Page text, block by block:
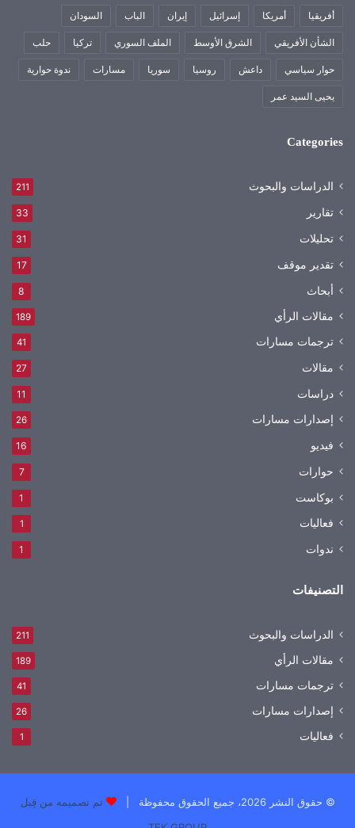
أفريقيا أمريكا إسرائيل إيران الباب السودان
الشأن الأفريقي الشرق الأوسط الملف السوري تركيا حلب
حوار سياسي داعش روسيا سوريا مسارات ندوة حوارية
يحيى السيد عمر
Categories
الدراسات والبحوث 211
تقارير 33
تحليلات 31
تقدير موقف 17
أبحاث 8
مقالات الرأي 189
ترجمات مسارات 41
مقالات 27
دراسات 11
إصدارات مسارات 26
فيديو 16
حوارات 7
بوكاست 1
فعاليات 1
ندوات 1
التصنيفات
الدراسات والبحوث 211
مقالات الرأي 189
ترجمات مسارات 41
إصدارات مسارات 26
فعاليات 1
© حقوق النشر 2026، جميع الحقوق محفوظة |
تم تصميمه من قِبل